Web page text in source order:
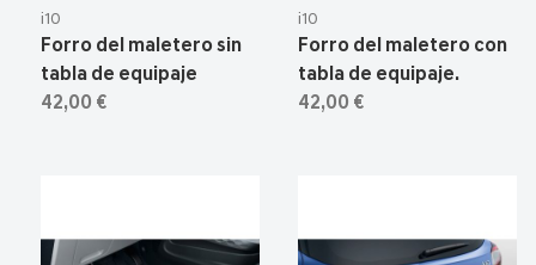
i10
Forro del maletero sin
tabla de equipaje
42,00 €
i10
Forro del maletero con
tabla de equipaje.
42,00 €